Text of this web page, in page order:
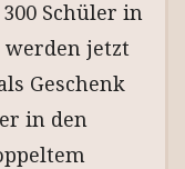
Schüler in
werden jetzt
Geschenk
in den